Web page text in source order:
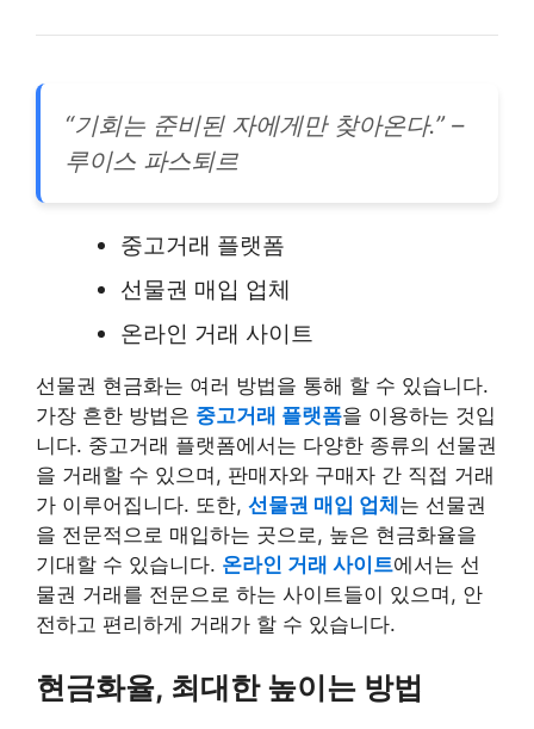
“기회는 준비된 자에게만 찾아온다.” –
루이스 파스퇴르
중고거래 플랫폼
선물권 매입 업체
온라인 거래 사이트
선물권 현금화는 여러 방법을 통해 할 수 있습니다.
가장 흔한 방법은 중고거래 플랫폼을 이용하는 것입
니다. 중고거래 플랫폼에서는 다양한 종류의 선물권
을 거래할 수 있으며, 판매자와 구매자 간 직접 거래
가 이루어집니다. 또한, 선물권 매입 업체는 선물권
을 전문적으로 매입하는 곳으로, 높은 현금화율을
기대할 수 있습니다. 온라인 거래 사이트에서는 선
물권 거래를 전문으로 하는 사이트들이 있으며, 안
전하고 편리하게 거래가 할 수 있습니다.
현금화율, 최대한 높이는 방법